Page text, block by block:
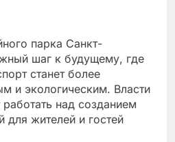
парка Санкт-
шаг к будущему, где
станет более
и экологическим. Власти
над созданием
для жителей и гостей